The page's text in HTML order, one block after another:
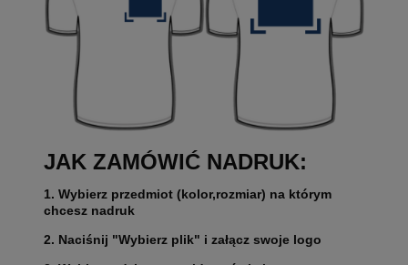
JAK ZAMÓWIĆ NADRUK:
1. Wybierz przedmiot (kolor,rozmiar) na którym
chcesz nadruk
2. Naciśnij "Wybierz plik" i załącz swoje logo